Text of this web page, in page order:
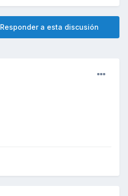
Responder a esta discusión